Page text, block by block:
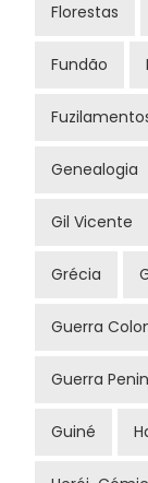
Florestas
Fundão
Genealogia
Gil Vicente
Grécia
Guerra
Guerra
Guiné